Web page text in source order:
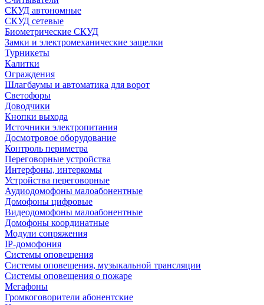
СКУД автономные
СКУД сетевые
Биометрические СКУД
Замки и электромеханические защелки
Турникеты
Калитки
Ограждения
Шлагбаумы и автоматика для ворот
Светофоры
Доводчики
Кнопки выхода
Источники электропитания
Досмотровое оборудование
Контроль периметра
Переговорные устройства
Интерфоны, интеркомы
Устройства переговорные
Аудиодомофоны малоабонентные
Домофоны цифровые
Видеодомофоны малоабонентные
Домофоны координатные
Модули сопряжения
IP-домофония
Системы оповещения
Системы оповещения, музыкальной трансляции
Системы оповещения о пожаре
Мегафоны
Громкоговорители абонентские